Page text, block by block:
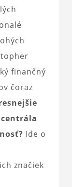
finančný
čoraz
Ide o
značiek